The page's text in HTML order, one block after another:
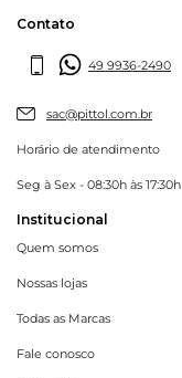
Contato
49 9936-2490
sac@pittol.com.br
Horário de atendimento
Seg à Sex - 08:30h às 17:30h
Institucional
Quem somos
Nossas lojas
Todas as Marcas
Fale conosco